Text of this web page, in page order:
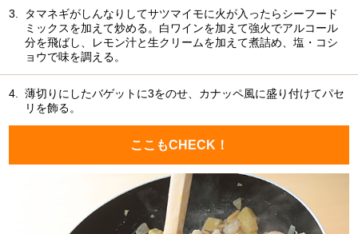
3.
タマネギがしんなりしてサツマイモに火が入ったらシーフード
ミックスを加えて炒める。白ワインを加えて強火でアルコール
分を飛ばし、レモン汁と生クリームを加えて煮詰め、塩・コシ
ョウで味を調える。
4.
薄切りにしたバゲットに3をのせ、カナッペ風に盛り付けてパセ
リを飾る。
ここもCHECK！